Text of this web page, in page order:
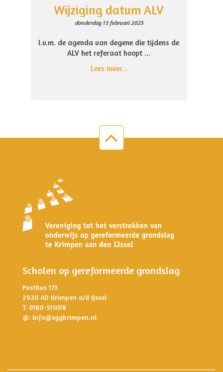
Wijziging datum ALV
donderdag 13 februari 2025
I.v.m. de agenda van degene die tijdens de
ALV het referaat hoopt ...
Lees meer...
Scholen op gereformeerde grondslag
Postbus 173
2920 AD Krimpen a/d IJssel
T: 0180-515078
@: info@sggkrimpen.nl